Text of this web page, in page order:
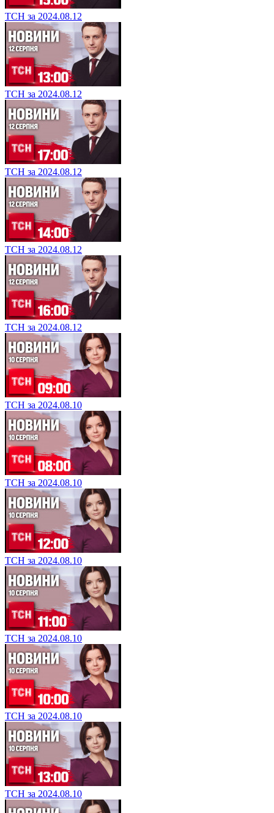
ТСН за 2024.08.12
ТСН за 2024.08.12
ТСН за 2024.08.12
ТСН за 2024.08.12
ТСН за 2024.08.12
ТСН за 2024.08.10
ТСН за 2024.08.10
ТСН за 2024.08.10
ТСН за 2024.08.10
ТСН за 2024.08.10
ТСН за 2024.08.10